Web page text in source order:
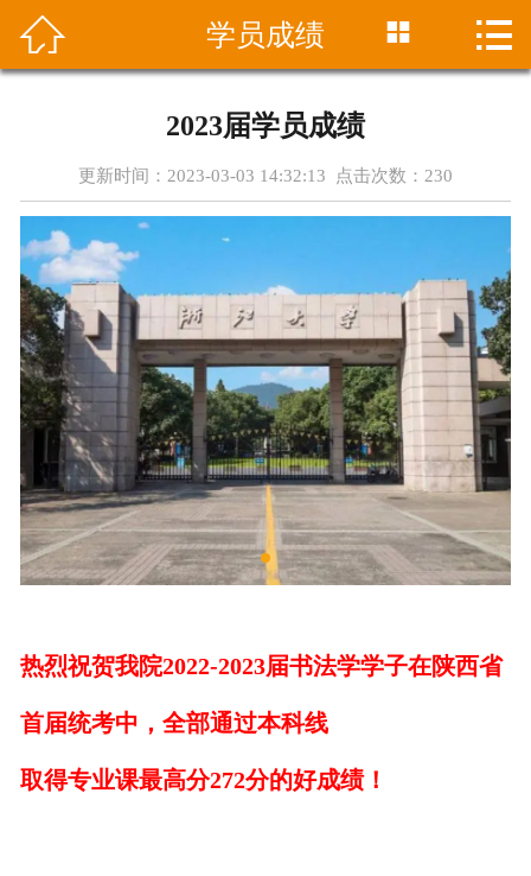
 首页
最新资讯
招生简章
师资团队
学员成绩
在线报名
联系方式
 学员成绩  
2023届学员成绩
更新时间：2023-03-03 14:32:13 点击次数： 230
热烈祝贺我院2022-2023届书法学学子在陕西省
首届统考中，全部通过本科线
取得专业课最高分272分的好成绩！